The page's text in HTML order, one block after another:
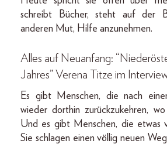
schreibt Bücher, steht auf der
anderen Mut, Hilfe anzunehmen.
Alles auf Neuanfang:
Jahres” Verena Titze im
Es gibt Menschen, die nach
wieder dorthin zurückzukehren,
Und es gibt Menschen, die etwas
Sie schlagen einen völlig neuen